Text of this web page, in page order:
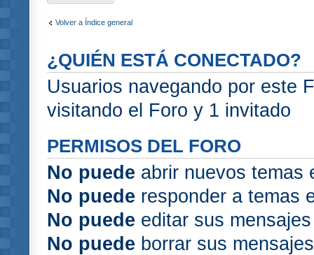
Volver a Índice general
¿QUIÉN ESTÁ CONECTADO?
Usuarios navegando por este
visitando el Foro y 1 invitado
PERMISOS DEL FORO
No puede abrir nuevos temas
No puede responder a temas
No puede editar sus
No puede borrar sus